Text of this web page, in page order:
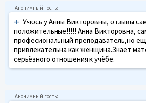
+ Учюсь у Анны Викторовны, отзывы
положительные!!!!! Анна Викторовна,
професиональный преподаватель,но
привлекательна как женщина.Знает
серьёзного отношения к учёбе.